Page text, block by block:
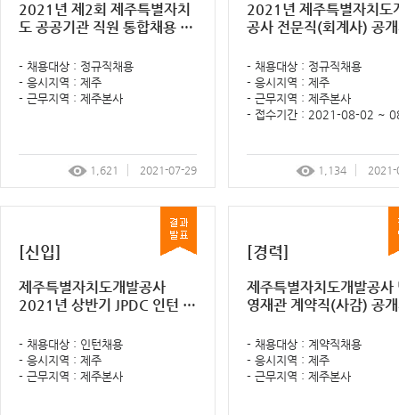
2021년 제2회 제주특별자치
도 공공기관 직원 통합채용 필
획 공고
- 채용대상 : 정규직채용
- 응시지역 : 제주
- 근무지역 : 제주본사
1,621 2021-07-29
2021년 제주특별자치도
공사 전문직(회계사) 공
- 채용대상 : 정규직채용
- 응시지역 : 제주
- 근무지역 : 제주본사
- 접수기간 : 2021-08-02 ~
1,134
[신입]
제주특별자치도개발공사
2021년 상반기 JPDC 인턴 공
고
- 채용대상 : 인턴채용
- 응시지역 : 제주
- 근무지역 : 제주본사
[경력]
제주특별자치도개발공사
영재관 계약직(사감) 공
림 공고
- 채용대상 : 계약직채용
- 응시지역 : 제주
- 근무지역 : 제주본사